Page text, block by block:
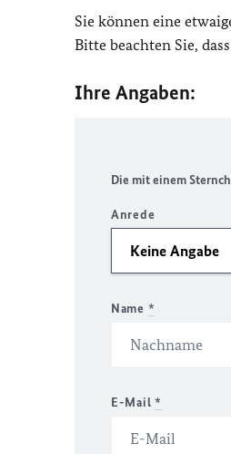
Sie können eine
Bitte beachten Sie,
Ihre Angaben:
Die mit einem
Anrede
Name *
E-Mail *